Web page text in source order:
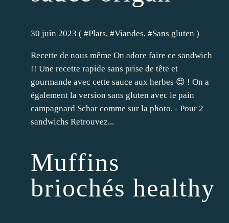
30 juin 2023 ( #Plats, #Viandes, #Sans gluten )
Recette de nous même On adore faire ce sandwich
!! Une recette rapide sans prise de tête et
gourmande avec cette sauce aux herbes 😍 ! On a
également la version sans gluten avec le pain
campagnard Schar comme sur la photo. - Pour 2
sandwichs Retrouvez...
Muffins
briochés healthy